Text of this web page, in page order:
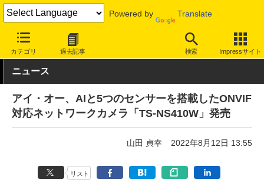
Powered by Translate
カテゴリ 過去記事 検索 Impressサイト
INTERNET Watch ハードウェア その他
ニュース
アイ・オー、AIと5つのセンサーを搭載したONVIF
対応ネットワークカメラ「TS-NS410W」発売
山田 貞幸 2022年8月12日 13:55
リスト